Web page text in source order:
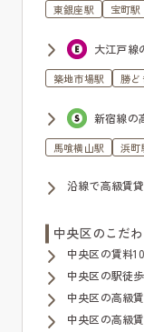
東銀座駅 宝町駅
大江戸線
築地市場駅 勝ど
新宿線の
馬喰横山駅 浜町
沿線で高級賃
中央区のこだ
中央区の賃料
中央区の駅徒
中央区の高級
中央区の高級